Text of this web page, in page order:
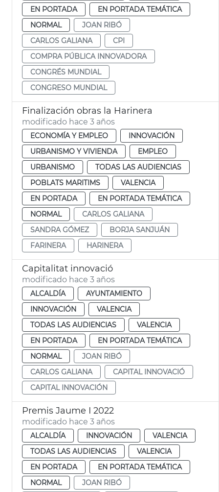
EN PORTADA
EN PORTADA TEMÁTICA
NORMAL
JOAN RIBÓ
CARLOS GALIANA
CPI
COMPRA PÚBLICA INNOVADORA
CONGRÉS MUNDIAL
CONGRESO MUNDIAL
Finalización obras la Harinera
modificado hace 3 años
ECONOMÍA Y EMPLEO
INNOVACIÓN
URBANISMO Y VIVIENDA
EMPLEO
URBANISMO
TODAS LAS AUDIENCIAS
POBLATS MARITIMS
VALENCIA
EN PORTADA
EN PORTADA TEMÁTICA
NORMAL
CARLOS GALIANA
SANDRA GÓMEZ
BORJA SANJUÁN
FARINERA
HARINERA
Capitalitat innovació
modificado hace 3 años
ALCALDÍA
AYUNTAMIENTO
INNOVACIÓN
VALENCIA
TODAS LAS AUDIENCIAS
VALENCIA
EN PORTADA
EN PORTADA TEMÁTICA
NORMAL
JOAN RIBÓ
CARLOS GALIANA
CAPITAL INNOVACIÓ
CAPITAL INNOVACIÓN
Premis Jaume I 2022
modificado hace 3 años
ALCALDÍA INNOVACIÓN
VALENCIA
TODAS LAS AUDIENCIAS
VALENCIA
EN PORTADA
EN PORTADA TEMÁTICA
NORMAL
JOAN RIBÓ